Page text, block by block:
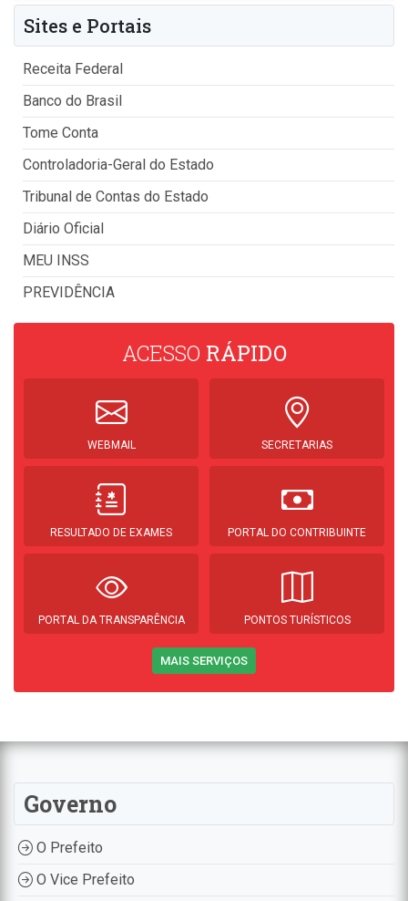
Sites e Portais
Receita Federal
Banco do Brasil
Tome Conta
Controladoria-Geral do Estado
Tribunal de Contas do Estado
Diário Oficial
MEU INSS
PREVIDÊNCIA
ACESSO RÁPIDO
WEBMAIL SECRETARIAS
RESULTADO DE EXAMES PORTAL DO CONTRIBUINTE
PORTAL DA TRANSPARÊNCIA PONTOS TURÍSTICOS
MAIS SERVIÇOS
Governo
O Prefeito
O Vice Prefeito